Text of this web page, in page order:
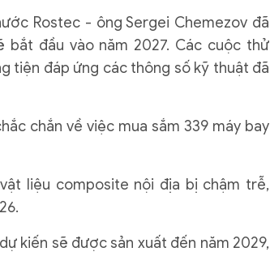
Rostec - ông Sergei Chemezov đã
bắt đầu vào năm 2027. Các cuộc thử
tiện đáp ứng các thông số kỹ thuật đã
chắn về việc mua sắm 339 máy bay
liệu composite nội địa bị chậm trễ,
kiến ​​sẽ được sản xuất đến năm 2029,